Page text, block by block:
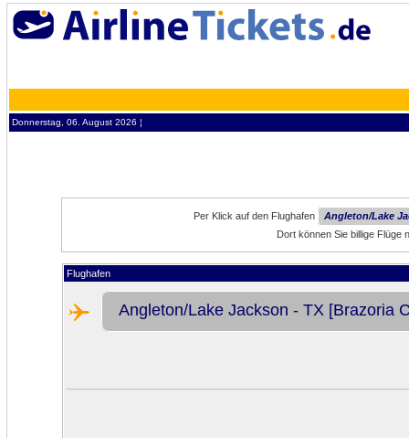
Donnerstag, 06. August 2026 ¦
Per Klick auf den Flughafen
Angleton/Lake
Dort können Sie billige Flüge
Flughafen
Angleton/Lake Jackson - TX [Brazoria